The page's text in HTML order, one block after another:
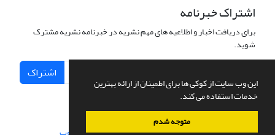
این وب سایت از کوکی ها برای اطمینان از ارائه بهترین
خدمات استفاده می کند.
متوجه شدم
اشتراک خبرنامه
برای دریافت اخبار و اطلاعیه های مهم نشریه در خبرنامه نشریه مشترک
شوید.
اشتراک